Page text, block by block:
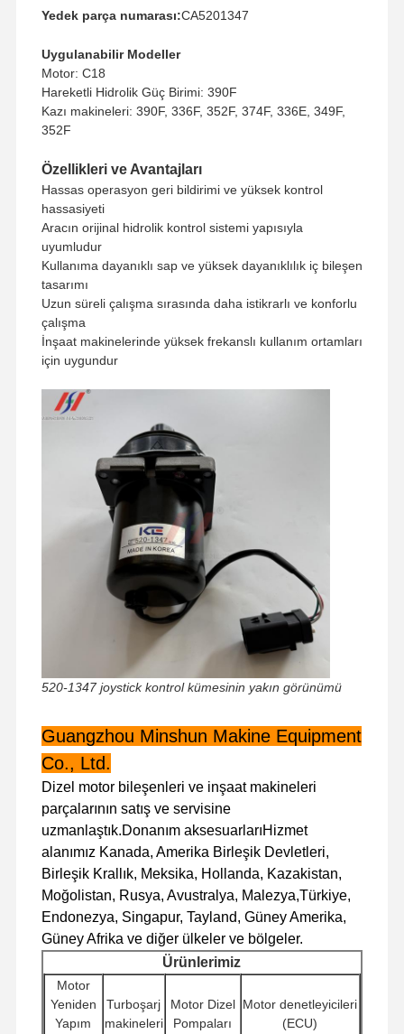
Ürün VR Gösterisi Hakkımızda
Fabrika Turu Kalite Kontrol
Bizimle
İletişim
Haberler
Davalar
Perkins Motoru
Yanmar Motoru
kubota motor
Cummins Motoru
Ödeme Yolu
Western Union, T/T
Yedek parça numarası:CA5201347
Uygulanabilir Modeller
Motor: C18
Hareketli Hidrolik Güç Birimi: 390F
Kazı makineleri: 390F, 336F, 352F, 374F, 336E, 349F,
352F
Özellikleri ve Avantajları
Hassas operasyon geri bildirimi ve yüksek kontrol
hassasiyeti
Aracın orijinal hidrolik kontrol sistemi yapısıyla
uyumludur
Kullanıma dayanıklı sap ve yüksek dayanıklılık iç bileşen
tasarımı
Uzun süreli çalışma sırasında daha istikrarlı ve konforlu
çalışma
İnşaat makinelerinde yüksek frekanslı kullanım ortamları
için uygundur
520-1347 joystick kontrol kümesinin yakın görünümü
Guangzhou Minshun Makine Equipment
Co., Ltd.
Dizel motor bileşenleri ve inşaat makineleri
parçalarının satış ve servisine
uzmanlaştık.Donanım aksesuarlarıHizmet
alanımız Kanada, Amerika Birleşik Devletleri,
Birleşik Krallık, Meksika, Hollanda, Kazakistan,
Moğolistan, Rusya, Avustralya, Malezya,Türkiye,
Endonezya, Singapur, Tayland, Güney Amerika,
Güney Afrika ve diğer ülkeler ve bölgeler.
Ürünlerimiz
Motor
Yeniden
Yapım
Turboşarj
makineleri
Motor Dizel
Pompaları
Motor denetleyicileri
(ECU)